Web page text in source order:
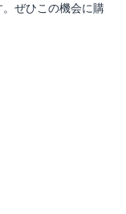
ぜひこの機会に購